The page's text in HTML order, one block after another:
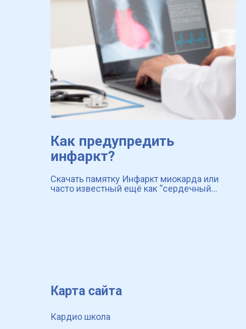
Как предупредить
инфаркт?
Скачать памятку Инфаркт миокарда или
часто известный ещё как “сердечный
Карта сайта
Кардио школа